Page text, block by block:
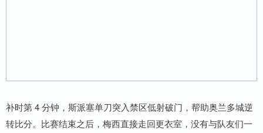
补时第 4 分钟，斯派塞单刀突入禁区低射破门，帮助奥兰多城逆
转比分。比赛结束之后，梅西直接走回更衣室，没有与队友们一